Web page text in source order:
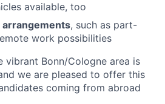
available, too
arrangements, such as part-
work possibilities
vibrant Bonn/Cologne area is
we are pleased to offer this
coming from abroad